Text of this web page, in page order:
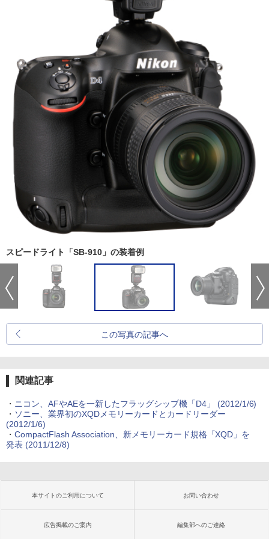
スピードライト「SB-910」の装着例
この写真の記事へ
関連記事
・ ニコン、AFやAEを一新したフラッグシップ機「D4」 (2012/1/6)
・ ソニー、業界初のXQDメモリーカードとカードリーダー
(2012/1/6)
・ CompactFlash Association、新メモリーカード規格「XQD」を
発表 (2011/12/8)
本サイトのご利用について お問い合わせ
広告掲載のご案内 編集部へのご連絡